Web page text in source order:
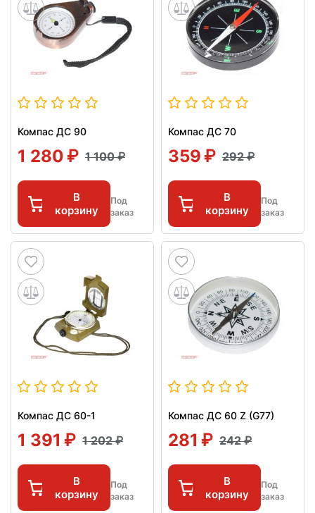
Компас ДС 90
1 280 1 100
В
корзину
Под
заказ
Компас ДС 70
359 292
В
корзину
Под
заказ
Компас ДС 60-1
1 391 1 202
В
корзину
Под
заказ
Компас ДС 60 Z (G77)
281 242
В
корзину
Под
заказ